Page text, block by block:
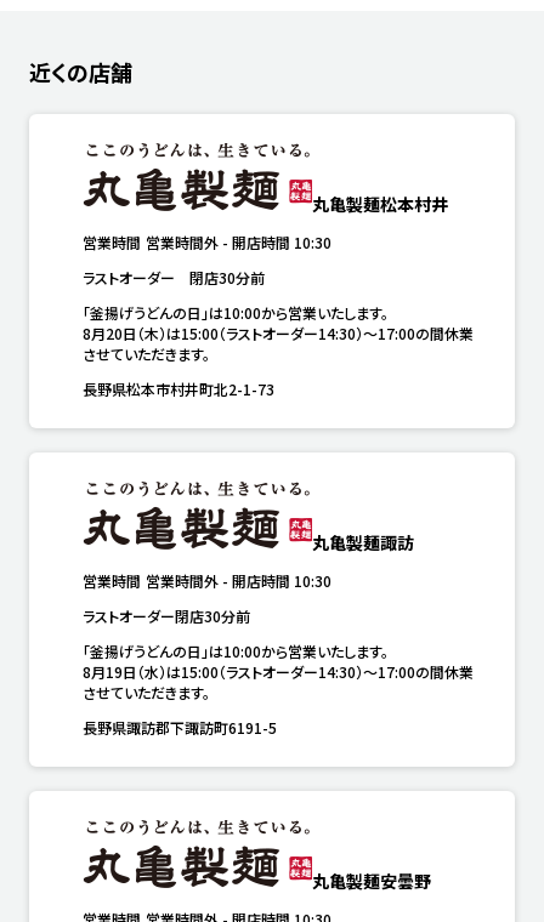
近くの店舗
丸亀製麺松本村井
営業時間 営業時間外 - 開店時間 10:30
ラストオーダー　閉店30分前
「釜揚げうどんの日」は10:00から営業いたします。
8月20日（木）は15:00（ラストオーダー14:30）～17:00の間休業
させていただきます。
長野県松本市村井町北2-1-73
丸亀製麺諏訪
営業時間 営業時間外 - 開店時間 10:30
ラストオーダー閉店30分前
「釜揚げうどんの日」は10:00から営業いたします。
8月19日（水）は15:00（ラストオーダー14:30）～17:00の間休業
させていただきます。
長野県諏訪郡下諏訪町6191-5
丸亀製麺安曇野